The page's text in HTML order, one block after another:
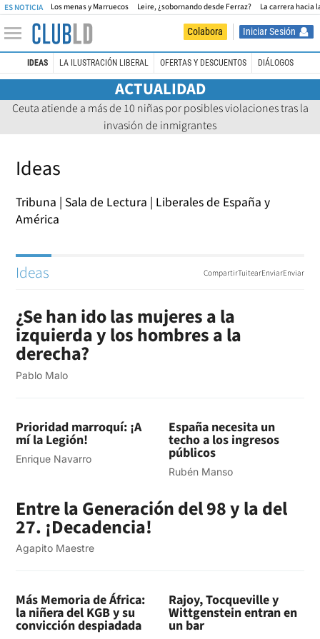
ES NOTICIA Los menas y Marruecos Leire, ¿sobornando desde Ferraz? La carrera hacia
Colabora Iniciar Sesión
IDEAS LA ILUSTRACIÓN LIBERAL OFERTAS Y DESCUENTOS DIÁLOGOS
ACTUALIDAD
Ceuta atiende a más de 10 niñas por posibles violaciones tras la
invasión de inmigrantes
Ideas
Tribuna Sala de Lectura Liberales de España y
América
Ideas CompartirTuitearEnviarEnviar
¿Se han ido las mujeres a la
izquierda y los hombres a la
derecha?
Pablo Malo
Prioridad marroquí: ¡A
mí la Legión!
Enrique Navarro
España necesita un
techo a los ingresos
públicos
Rubén Manso
Entre la Generación del 98 y la del
27. ¡Decadencia!
Agapito Maestre
Más Memoria de África:
la niñera del KGB y su
convicción despiadada
Rajoy, Tocqueville y
Wittgenstein entran en
un bar